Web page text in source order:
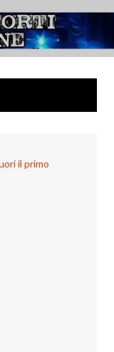
Distorti
il primo